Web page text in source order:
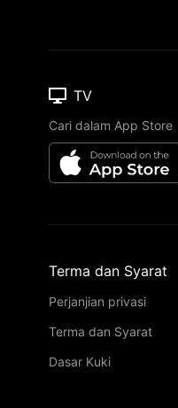
TV
Cari dalam App Store
Terma dan Syarat
Perjanjian privasi
Terma dan Syarat
Dasar Kuki